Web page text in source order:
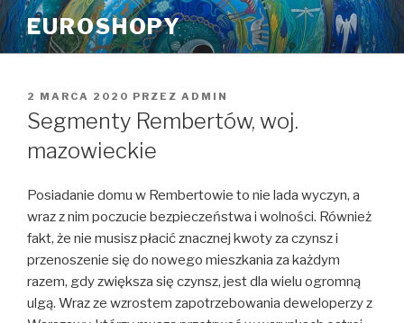
Przeskocz
do
treści
EUROSHOPY
OPUBLIKOWANE
W
2 MARCA 2020 PRZEZ ADMIN
Segmenty Rembertów, woj.
mazowieckie
Posiadanie domu w Rembertowie to nie lada wyczyn, a
wraz z nim poczucie bezpieczeństwa i wolności. Również
fakt, że nie musisz płacić znacznej kwoty za czynsz i
przenoszenie się do nowego mieszkania za każdym
razem, gdy zwiększa się czynsz, jest dla wielu ogromną
ulgą. Wraz ze wzrostem zapotrzebowania deweloperzy z